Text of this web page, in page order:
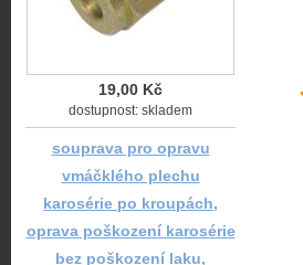
19,00 Kč
dostupnost: skladem
souprava pro opravu
vmáčklého plechu
karosérie po kroupách,
oprava poškození karosérie
bez poškození laku,